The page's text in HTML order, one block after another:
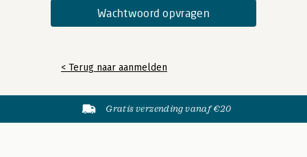
< Terug naar aanmelden
Gratis verzending vanaf €20